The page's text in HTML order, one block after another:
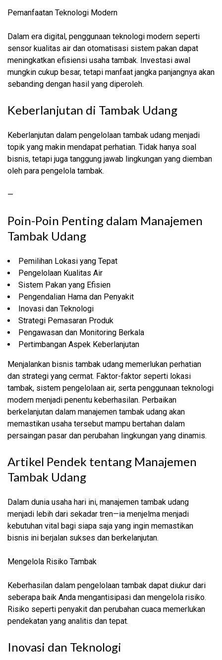
Pemanfaatan Teknologi Modern
Dalam era digital, penggunaan teknologi modern seperti
sensor kualitas air dan otomatisasi sistem pakan dapat
meningkatkan efisiensi usaha tambak. Investasi awal
mungkin cukup besar, tetapi manfaat jangka panjangnya akan
sebanding dengan hasil yang diperoleh.
Keberlanjutan di Tambak Udang
Keberlanjutan dalam pengelolaan tambak udang menjadi
topik yang makin mendapat perhatian. Tidak hanya soal
bisnis, tetapi juga tanggung jawab lingkungan yang diemban
oleh para pengelola tambak.
—
Poin-Poin Penting dalam Manajemen
Tambak Udang
Pemilihan Lokasi yang Tepat
Pengelolaan Kualitas Air
Sistem Pakan yang Efisien
Pengendalian Hama dan Penyakit
Inovasi dan Teknologi
Strategi Pemasaran Produk
Pengawasan dan Monitoring Berkala
Pertimbangan Aspek Keberlanjutan
Menjalankan bisnis tambak udang memerlukan perhatian
dan strategi yang cermat. Faktor-faktor seperti lokasi
tambak, sistem pengelolaan air, serta penggunaan teknologi
modern menjadi penentu keberhasilan. Perbaikan
berkelanjutan dalam manajemen tambak udang akan
memastikan usaha tersebut mampu bertahan dalam
persaingan pasar dan perubahan lingkungan yang dinamis.
Artikel Pendek tentang Manajemen
Tambak Udang
Dalam dunia usaha hari ini, manajemen tambak udang
menjadi lebih dari sekadar tren—ia menjelma menjadi
kebutuhan vital bagi siapa saja yang ingin memastikan
bisnis ini berjalan sukses dan berkelanjutan.
Mengelola Risiko Tambak
Keberhasilan dalam pengelolaan tambak dapat diukur dari
seberapa baik Anda mengantisipasi dan mengelola risiko.
Risiko seperti penyakit dan perubahan cuaca memerlukan
pendekatan yang analitis dan tepat.
Inovasi dan Teknologi